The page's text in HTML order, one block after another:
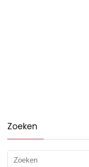
Zoeken